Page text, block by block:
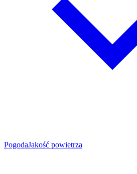
PogodaJakość powietrza